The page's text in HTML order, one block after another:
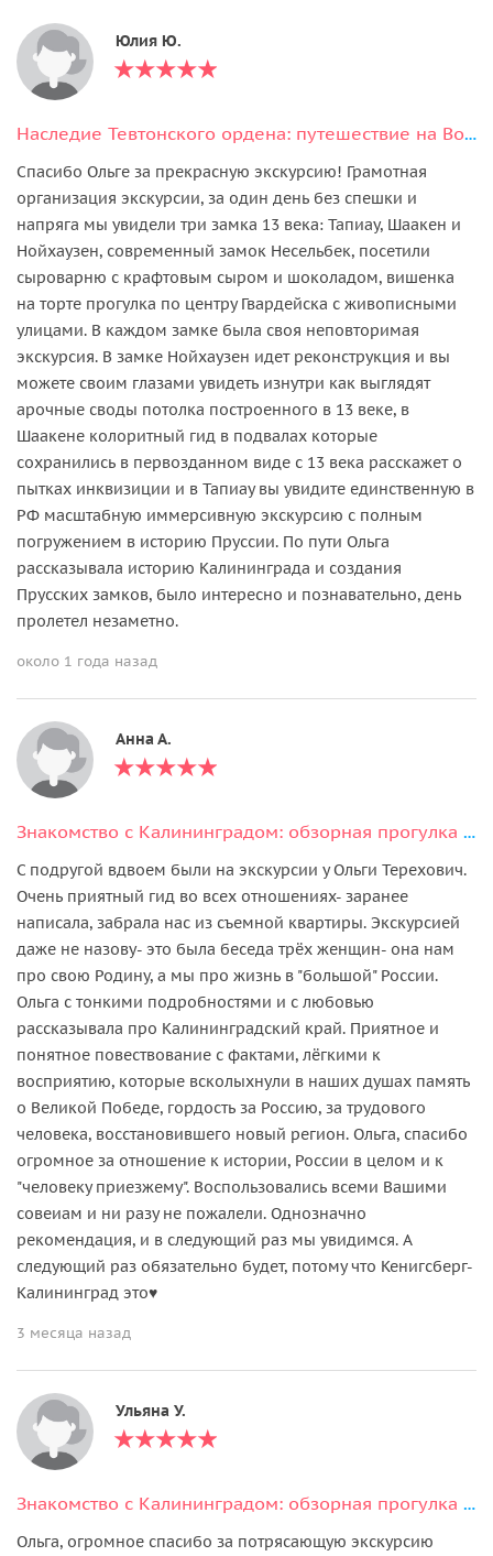
Юлия Ю.
Наследие Тевтонского ордена: путешествие на Восток области
Спасибо Ольге за прекрасную экскурсию! Грамотная
организация экскурсии, за один день без спешки и
напряга мы увидели три замка 13 века: Тапиау, Шаакен и
Нойхаузен, современный замок Несельбек, посетили
сыроварню с крафтовым сыром и шоколадом, вишенка
на торте прогулка по центру Гвардейска с живописными
улицами. В каждом замке была своя неповторимая
экскурсия. В замке Нойхаузен идет реконструкция и вы
можете своим глазами увидеть изнутри как выглядят
арочные своды потолка построенного в 13 веке, в
Шаакене колоритный гид в подвалах которые
сохранились в первозданном виде с 13 века расскажет о
пытках инквизиции и в Тапиау вы увидите единственную в
РФ масштабную иммерсивную экскурсию с полным
погружением в историю Пруссии. По пути Ольга
рассказывала историю Калининграда и создания
Прусских замков, было интересно и познавательно, день
пролетел незаметно.
около 1 года назад
Анна А.
Знакомство с Калининградом: обзорная прогулка (от 1 до 4 человек)
С подругой вдвоем были на экскурсии у Ольги Терехович.
Очень приятный гид во всех отношениях- заранее
написала, забрала нас из съемной квартиры. Экскурсией
даже не назову- это была беседа трёх женщин- она нам
про свою Родину, а мы про жизнь в "большой" России.
Ольга с тонкими подробностями и с любовью
рассказывала про Калининградский край. Приятное и
понятное повествование с фактами, лёгкими к
восприятию, которые всколыхнули в наших душах память
о Великой Победе, гордость за Россию, за трудового
человека, восстановившего новый регион. Ольга, спасибо
огромное за отношение к истории, России в целом и к
"человеку приезжему". Воспользовались всеми Вашими
совеиам и ни разу не пожалели. Однозначно
рекомендация, и в следующий раз мы увидимся. А
следующий раз обязательно будет, потому что Кенигсберг-
Калининград это♥️
3 месяца назад
Ульяна У.
Знакомство с Калининградом: обзорная прогулка (от 1 до 4 человек)
Ольга, огромное спасибо за потрясающую экскурсию